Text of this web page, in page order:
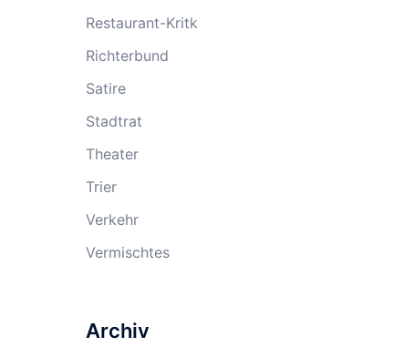
Restaurant-Kritk
Richterbund
Satire
Stadtrat
Theater
Trier
Verkehr
Vermischtes
Archiv